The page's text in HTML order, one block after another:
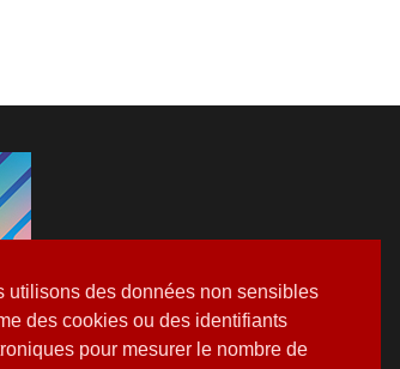
utilisons des données non sensibles
des cookies ou des identifiants
pour mesurer le nombre de